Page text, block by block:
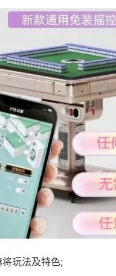
玩法及特色;